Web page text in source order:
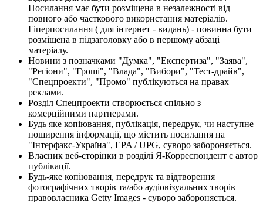
Посилання має бути розміщена в незалежності від
повного або часткового використання матеріалів.
Гіперпосилання ( для інтернет - видань) - повинна бути
розміщена в підзаголовку або в першому абзаці
матеріалу.
Новини з позначками "Думка", "Експертиза", "Заява",
"Регіони", "Гроші", "Влада", "Вибори", "Тест-драйв",
"Спецпроекти", "Промо" публікуються на правах
реклами.
Розділ Спецпроекти створюється спільно з
комерційними партнерами.
Будь яке копіювання, публікація, передрук, чи наступне
поширення інформації, що містить посилання на
"Інтерфакс-Україна", EPA / UPG, суворо забороняється.
Власник веб-сторінки в розділі Я-Корреспондент є автор
публікації.
Будь-яке копіювання, передрук та відтворення
фотографічних творів та/або аудіовізуальних творів
правовласника Getty Images - суворо забороняється.